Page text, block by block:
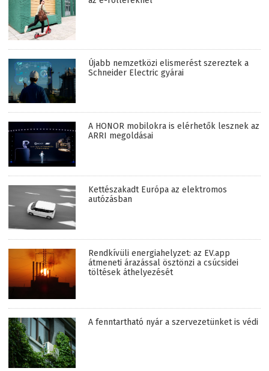
Újabb nemzetközi elismerést szereztek a
Schneider Electric gyárai
A HONOR mobilokra is elérhetők lesznek az
ARRI megoldásai
Kettészakadt Európa az elektromos
autózásban
Rendkívüli energiahelyzet: az EV.app
átmeneti árazással ösztönzi a csúcsidei
töltések áthelyezését
A fenntartható nyár a szervezetünket is védi